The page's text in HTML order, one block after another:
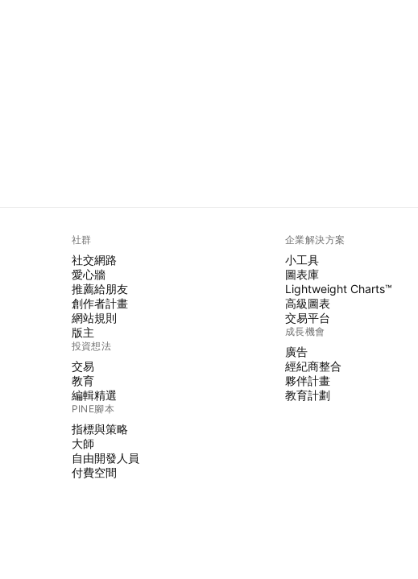
社群
社交網路
愛心牆
推薦給朋友
創作者計畫
網站規則
版主
投資想法
交易
教育
編輯精選
PINE腳本
指標與策略
大師
自由開發人員
付費空間
企業解決方案
小工具
圖表庫
Lightweight Charts™
高級圖表
交易平台
成長機會
廣告
經紀商整合
夥伴計畫
教育計劃